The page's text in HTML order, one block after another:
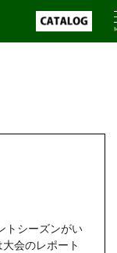
トシーズンがい
会のレポート